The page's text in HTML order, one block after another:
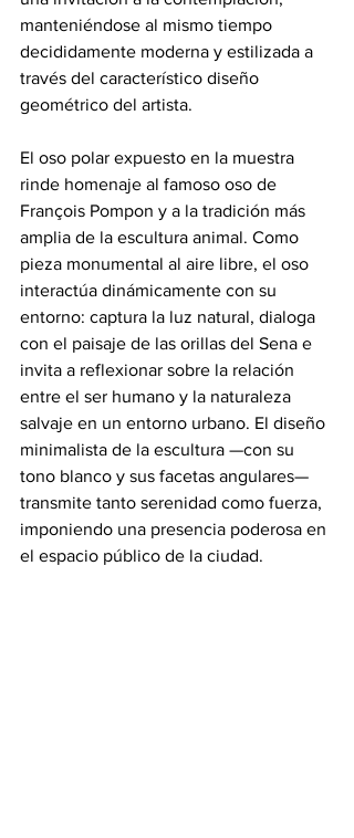
manteniéndose al mismo tiempo
decididamente moderna y estilizada a
través del característico diseño
geométrico del artista.
El oso polar expuesto en la muestra
rinde homenaje al famoso oso de
François Pompon y a la tradición más
amplia de la escultura animal. Como
pieza monumental al aire libre, el oso
interactúa dinámicamente con su
entorno: captura la luz natural, dialoga
con el paisaje de las orillas del Sena e
invita a reflexionar sobre la relación
entre el ser humano y la naturaleza
salvaje en un entorno urbano. El diseño
minimalista de la escultura —con su
tono blanco y sus facetas angulares—
transmite tanto serenidad como fuerza,
imponiendo una presencia poderosa en
el espacio público de la ciudad.